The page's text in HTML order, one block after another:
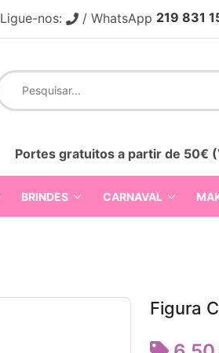
Ligue-nos: / WhatsApp 219 831
Portes gratuitos a partir de 50€
BRINDES CARNAVAL
Figura